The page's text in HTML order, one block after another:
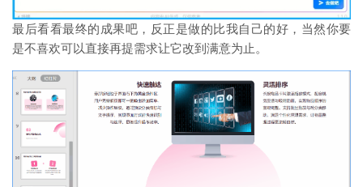
最后看看最终的成果吧，反正是做的比我自己的好，当然你要
是不喜欢可以直接再提需求让它改到满意为止。